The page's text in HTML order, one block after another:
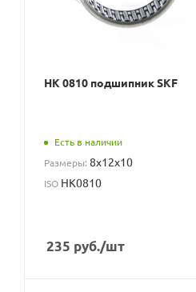
HK 0810 подшипник SKF
Есть в наличии
Размеры: 8x12x10
ISO HK0810
235 руб./шт